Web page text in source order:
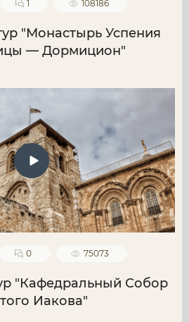
1 108186
"Монастырь Успения
— Дормицион"
0 75073
"Кафедральный Собор
Иакова"